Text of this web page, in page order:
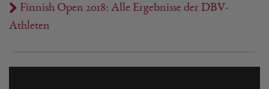
Finnish Open 2018: Alle Ergebnisse der DBV-
Athleten